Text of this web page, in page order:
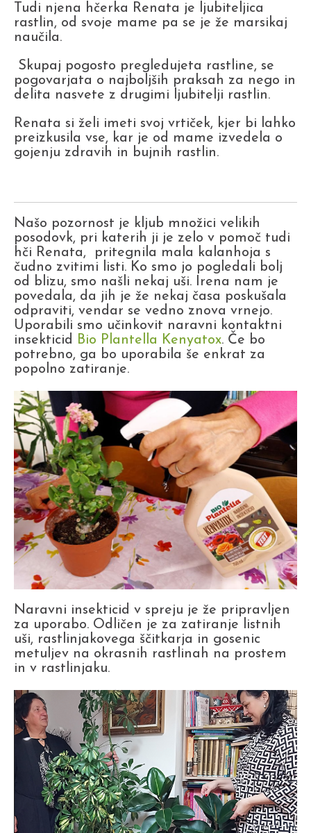
Tudi njena hčerka Renata je ljubiteljica
rastlin, od svoje mame pa se je že marsikaj
naučila.
Skupaj pogosto pregledujeta rastline, se
pogovarjata o najboljših praksah za nego in
delita nasvete z drugimi ljubitelji rastlin.
Renata si želi imeti svoj vrtiček, kjer bi lahko
preizkusila vse, kar je od mame izvedela o
gojenju zdravih in bujnih rastlin.
Našo pozornost je kljub množici velikih
posodovk, pri katerih ji je zelo v pomoč tudi
hči Renata, pritegnila mala kalanhoja s
čudno zvitimi listi. Ko smo jo pogledali bolj
od blizu, smo našli nekaj uši. Irena nam je
povedala, da jih je že nekaj časa poskušala
odpraviti, vendar se vedno znova vrnejo.
Uporabili smo učinkovit naravni kontaktni
insekticid Bio Plantella Kenyatox. Če bo
potrebno, ga bo uporabila še enkrat za
popolno zatiranje.
Naravni insekticid v spreju je že pripravljen
za uporabo. Odličen je za zatiranje listnih
uši, rastlinjakovega ščitkarja in gosenic
metuljev na okrasnih rastlinah na prostem
in v rastlinjaku.